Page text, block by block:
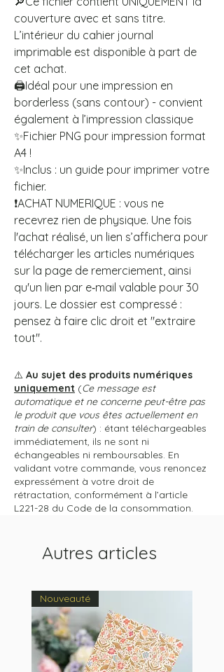
couverture avec et sans titre.
L’intérieur du cahier journal
imprimable est disponible à part de
cet achat.
🖨️Idéal pour une impression en
borderless (sans contour) - convient
également à l’impression classique
✨Fichier PNG pour impression format
A4 !
✨Inclus : un guide pour imprimer votre
fichier.
❗ACHAT NUMERIQUE : vous ne
recevrez rien de physique. Une fois
l'achat réalisé, un lien s’affichera pour
télécharger les articles numériques
sur la page de remerciement, ainsi
qu'un lien par e‑mail valable pour 30
jours. Le dossier est compressé :
pensez à faire clic droit et "extraire
tout".
⚠️ Au sujet des produits numériques
uniquement (Ce message est
automatique et ne concerne peut-être pas
le produit que vous êtes actuellement en
train de consulter) : étant téléchargeables
immédiatement, ils ne sont ni
échangeables ni remboursables. En
validant votre commande, vous renoncez
expressément à votre droit de
rétractation, conformément à l’article
L221-28 du Code de la consommation.
Autres articles
Nouveauté